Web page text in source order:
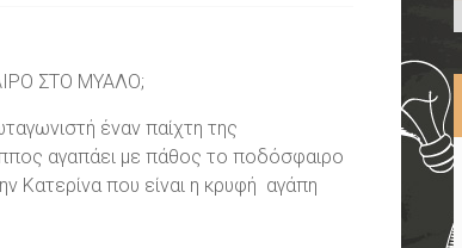
ΣΤΟ ΜΥΑΛΟ;
έναν παίχτη της
αγαπάει με πάθος το ποδόσφαιρο
Κατερίνα που είναι η κρυφή αγάπη